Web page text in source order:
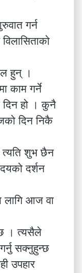
गर्न
हुन् ।
काम गर्ने
दिन हो । कुनै
दिन निकै
त्यति शुभ छैन
दर्शन
लागि आज वा
। त्यसैले
सक्नुहुन्छ
उपहार